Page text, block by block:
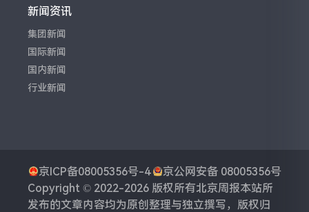
新闻资讯
集团新闻
国际新闻
国内新闻
行业新闻
京ICP备08005356号-4
京公网安备 08005356号
Copyright © 2022-2026 版权所有北京周报本站所
发布的文章内容均为原创整理与独立撰写，版权归